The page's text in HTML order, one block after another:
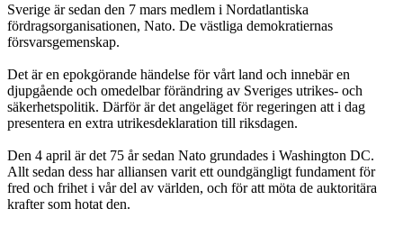
Sverige är sedan den 7 mars medlem i Nordatlantiska
fördragsorganisationen, Nato. De västliga demokratiernas
försvarsgemenskap.
Det är en epokgörande händelse för vårt land och innebär en
djupgående och omedelbar förändring av Sveriges utrikes- och
säkerhetspolitik. Därför är det angeläget för regeringen att i dag
presentera en extra utrikesdeklaration till riksdagen.
Den 4 april är det 75 år sedan Nato grundades i Washington DC.
Allt sedan dess har alliansen varit ett oundgängligt fundament för
fred och frihet i vår del av världen, och för att möta de auktoritära
krafter som hotat den.